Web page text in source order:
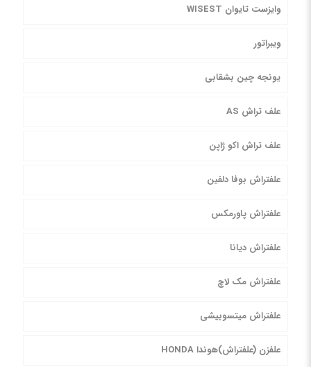
وایزست تایوان WISEST
ویبراتور
یونجه چین بشقابی
علف تراش AS
علف تراش اکو ژاپن
علفتراش بوفا دلفین
علفتراش پاورمکس
علفتراش دیانا
علفتراش مک لاچ
علفتراش میتسوبیشی
علفزن (علفتراش)هوندا HONDA